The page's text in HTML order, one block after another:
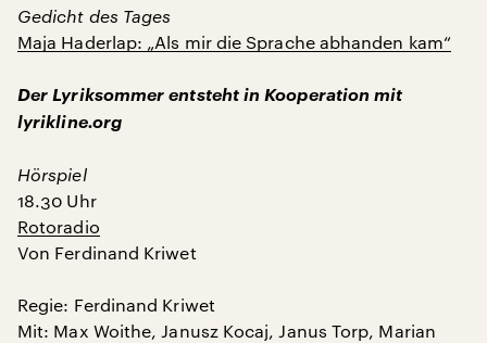
Gedicht des Tages
Maja Haderlap: „Als mir die Sprache abhanden kam“
Der Lyriksommer entsteht in Kooperation mit
lyrikline.org
Hörspiel
18.30 Uhr
Rotoradio
Von Ferdinand Kriwet
Regie: Ferdinand Kriwet
Mit: Max Woithe, Janusz Kocaj, Janus Torp, Marian